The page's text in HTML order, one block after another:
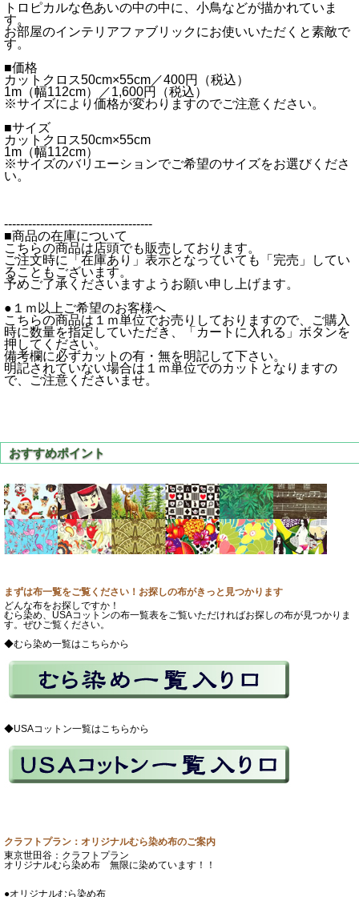
トロピカルな色あいの中の中に、小鳥などが描かれていま
す。
お部屋のインテリアファブリックにお使いいただくと素敵で
す。
■価格
カットクロス50cm×55cm／400円（税込）
1m（幅112cm）／1,600円（税込）
※サイズにより価格が変わりますのでご注意ください。
■サイズ
カットクロス50cm×55cm
1m（幅112cm）
※サイズのバリエーションでご希望のサイズをお選びくださ
い。
-------------------------------------
■商品の在庫について
こちらの商品は店頭でも販売しております。
ご注文時に「在庫あり」表示となっていても「完売」してい
ることもございます。
予めご了承くださいますようお願い申し上げます。
●１ｍ以上ご希望のお客様へ
こちらの商品は１ｍ単位でお売りしておりますので、ご購入
時に数量を指定していただき、「カートに入れる」ボタンを
押してください。
備考欄に必ずカットの有・無を明記して下さい。
明記されていない場合は１ｍ単位でのカットとなりますの
で、ご注意くださいませ。
まずは布一覧をご覧ください！お探しの布がきっと見つかります
どんな布をお探しですか！
むら染め、USAコットンの布一覧表をご覧いただければお探しの布が見つかりま
す。ぜひご覧ください。
◆むら染め一覧はこちらから
◆USAコットン一覧はこちらから
クラフトプラン：オリジナルむら染め布のご案内
東京世田谷：クラフトプラン
オリジナルむら染め布 無限に染めています！！
●オリジナルむら染め布